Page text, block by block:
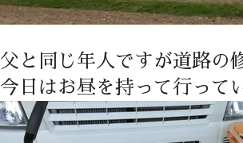
父と同じ年人ですが道路の
今日はお昼を持って行って